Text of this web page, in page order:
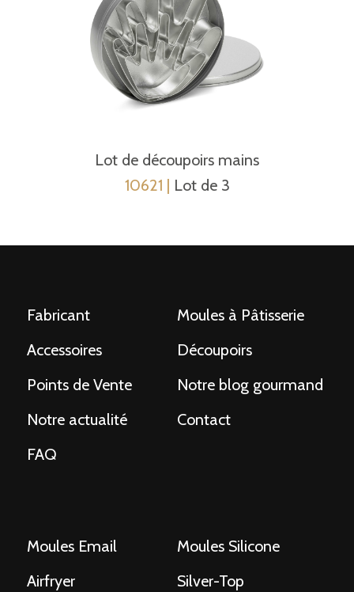
Lot de découpoirs mains
10621 | Lot de 3
Fabricant
Moules à Pâtisserie
Accessoires
Découpoirs
Points de Vente
Notre blog gourmand
Notre actualité
Contact
FAQ
Moules Email
Moules Silicone
Airfryer
Silver-Top